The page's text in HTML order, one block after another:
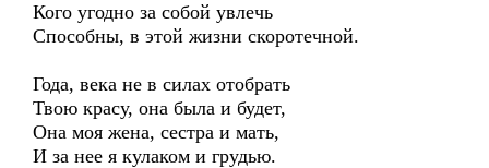
Кого угодно за собой увлечь
Способны, в этой жизни скоротечной.
Года, века не в силах отобрать
Твою красу, она была и будет,
Она моя жена, сестра и мать,
И за нее я кулаком и грудью.